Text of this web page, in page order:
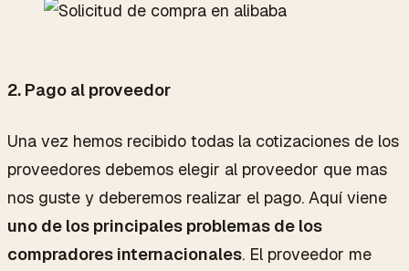
2. Pago al proveedor
Una vez hemos recibido todas la cotizaciones de los
proveedores debemos elegir al proveedor que mas
nos guste y deberemos realizar el pago. Aquí viene
uno de los principales problemas de los
compradores internacionales. El proveedor me